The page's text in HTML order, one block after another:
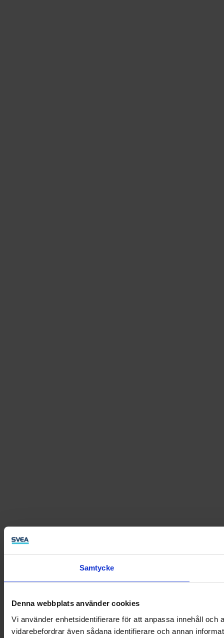
Samtycke
Denna webbplats använder cookies
Vi använder enhetsidentifierare för att anpassa innehåll
vidarebefordrar även sådana identifierare och annan